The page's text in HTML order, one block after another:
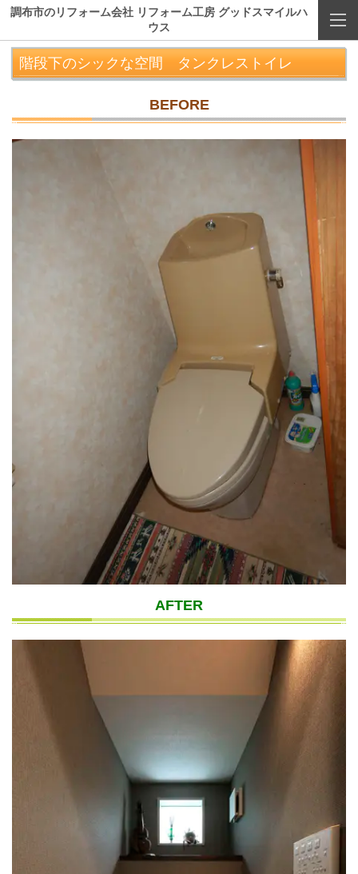
調布市のリフォーム会社 リフォーム工房 グッドスマイルハ
ウス
階段下のシックな空間 タンクレストイレ
BEFORE
AFTER